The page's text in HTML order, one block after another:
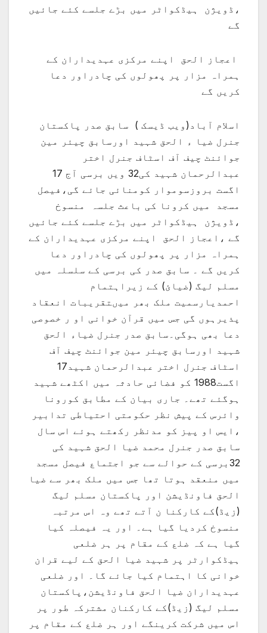
،ڈویژن ہیڈکواٹر میں بڑے جلسے کئے جائیں
گے
اعجاز الحق اپنے مرکزی عہدیداران کے
ہمراہ مزار پر پھولوں کی چادراور دعا
کریں گے
اسلام آباد(ویب ڈیسک ) سابق صدر پاکستان
جنرل ضیا ء الحق شہید اورسابق چیئر مین
جوائنٹ چیف آف اسٹاف جنرل اختر
عبدالرحمان شہید کی32 ویں برسی آج 17
اگست بروزسوموار کومنائی جائے گی،فیصل
مسجد میں کرونا کی باعث جلسہ منسوخ
،ڈویژن ہیڈکواٹر میں بڑے جلسے کئے جائیں
گے ،اعجاز الحق اپنے مرکزی عہدیداران کے
ہمراہ مزار پر پھولوں کی چادراور دعا
کریں گے ۔ سابق صدر کی برسی کے سلسلہ میں
مسلم لیگ (ضیائ) کے زیراہتمام
احمدیارسمیت ملک بھر میںتقریبات انعقاد
پذیرہوں گی جس میں قرآن خوانی او ر خصوصی
دعا بھی ہوگی۔سابق صدر جنرل ضیاء الحق
شہید اورسابق چیئر مین جوائنٹ چیف آف
اسٹاف جنرل اختر عبدالرحمان شہید17
اگست1988 کو فضائی حادثہ میں اکٹھے شہید
ہوگئے تھے۔ جاری بیان کے مطابق کورونا
وائرس کے پیش نظر حکومتی احتیاطی تدابیر
،ایس او پیز کو مدنظر رکھتے ہوئے اس سال
سابق صدر جنرل محمد ضیا الحق شہید کی
32برسی کے حوالے سے جو اجتماع فیصل مسجد
میں منعقد ہوتا تھا جس میں ملک بھر سے ضیا
الحق فاونڈیشن اور پاکستان مسلم لیگ
(زیڈ)کے کارکنا ن آتے تھے وہ اس مرتبہ
منسوخ کردیا گیا ہے۔ اور یہ فیصلہ کیا
گیا ہے کہ ضلع کے مقام پر ہر ضلعی
ہیڈکوارٹر پر شہید ضیا الحق کے لیے قران
خوانی کا اہتمام کیا جائے گا۔ اور ضلعی
عہدیداران ضیا الحق فاونڈیشن،پاکستان
مسلم لیگ (زیڈ)کے کارکنان مشترکہ طور پر
اس میں شرکت کرینگے اور ہر ضلع کے مقام پر